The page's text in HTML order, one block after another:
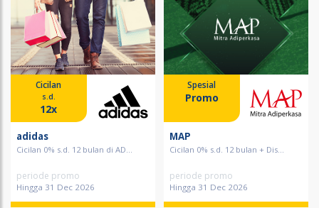
Cicilan
s.d.
12x
adidas
Cicilan 0% s.d. 12 bulan di AD...
periode promo
Hingga 31 Dec 2026
Spesial
Promo
MAP
Cicilan 0% s.d. 12 bulan + Dis...
periode promo
Hingga 31 Dec 2026